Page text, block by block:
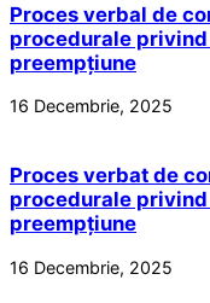
Proces verbal de
procedurale
preempțiune
16 Decembrie, 2025
Proces verbat de
procedurale
preempțiune
16 Decembrie, 2025